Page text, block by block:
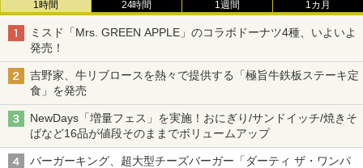
1時間 24時間 1週間 1カ月
ミスド「Mrs. GREEN APPLE」のコラボドーナツ4種、いよいよ
発売！
吉野家、牛リブロースを熱々で提供する「極旨牛鉄板ステーキ定
食」を発売
NewDays「増量フェス」を実施！おにぎり/サンドイッチ/焼きそ
ばなど16品が値段そのままでボリュームアップ
バーガーキング、超大型チーズバーガー「ダーティ ザ・ワンパ